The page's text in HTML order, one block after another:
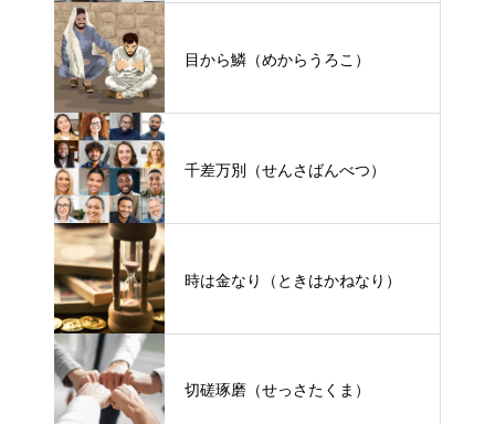
目から鱗（めからうろこ）
千差万別（せんさばんべつ）
時は金なり（ときはかねなり）
切磋琢磨（せっさたくま）